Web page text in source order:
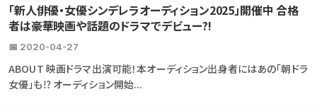
「新人俳優・女優シンデレラオーディション2025」開催中 合格
者は豪華映画や話題のドラマでデビュー?!
📅 2020-04-27
ABOUT 映画ドラマ出演可能！本オーディション出身者にはあの「朝ドラ
女優」も⁉ オーディション開始...